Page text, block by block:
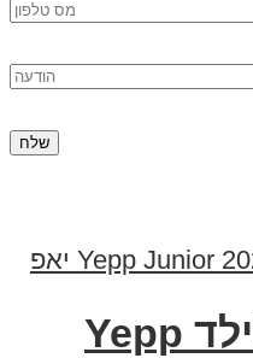
כסא אחורי לילד Yepp